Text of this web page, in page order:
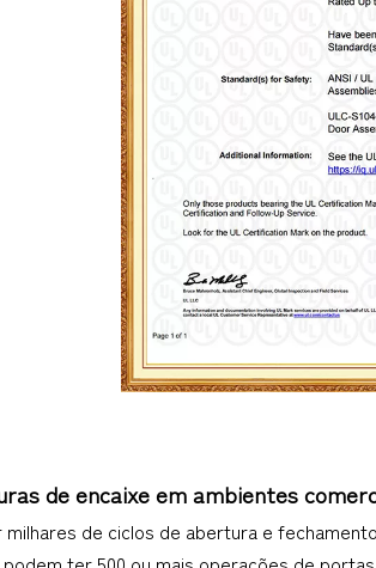
de encaixe em ambientes
de ciclos de abertura e